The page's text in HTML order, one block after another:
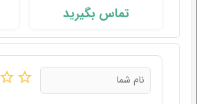
تماس بگیرید